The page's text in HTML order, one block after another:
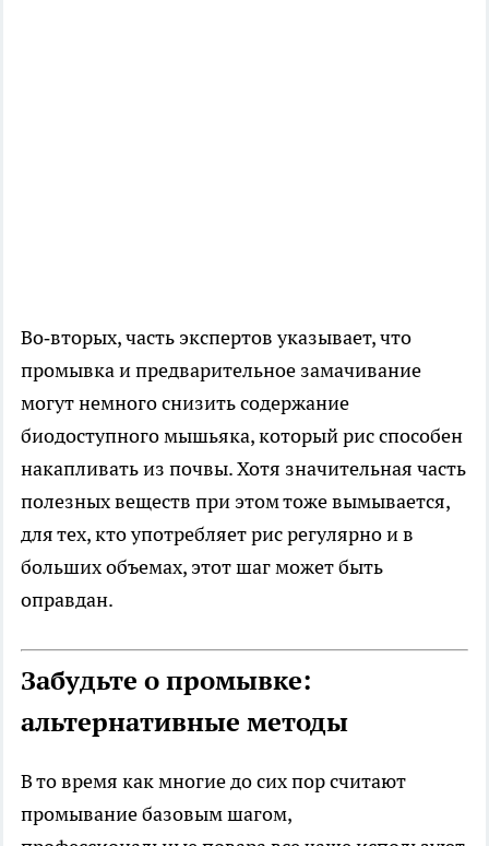
Во‑вторых, часть экспертов указывает, что
промывка и предварительное замачивание
могут немного снизить содержание
биодоступного мышьяка, который рис способен
накапливать из почвы. Хотя значительная часть
полезных веществ при этом тоже вымывается,
для тех, кто употребляет рис регулярно и в
больших объемах, этот шаг может быть
оправдан.
Забудьте о промывке:
альтернативные методы
В то время как многие до сих пор считают
промывание базовым шагом,